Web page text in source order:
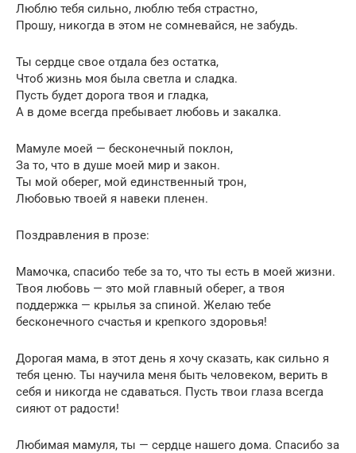
Люблю тебя сильно, люблю тебя страстно,
Прошу, никогда в этом не сомневайся, не забудь.
Ты сердце свое отдала без остатка,
Чтоб жизнь моя была светла и сладка.
Пусть будет дорога твоя и гладка,
А в доме всегда пребывает любовь и закалка.
Мамуле моей — бесконечный поклон,
За то, что в душе моей мир и закон.
Ты мой оберег, мой единственный трон,
Любовью твоей я навеки пленен.
Поздравления в прозе:
Мамочка, спасибо тебе за то, что ты есть в моей жизни.
Твоя любовь — это мой главный оберег, а твоя
поддержка — крылья за спиной. Желаю тебе
бесконечного счастья и крепкого здоровья!
Дорогая мама, в этот день я хочу сказать, как сильно я
тебя ценю. Ты научила меня быть человеком, верить в
себя и никогда не сдаваться. Пусть твои глаза всегда
сияют от радости!
Любимая мамуля, ты — сердце нашего дома. Спасибо за